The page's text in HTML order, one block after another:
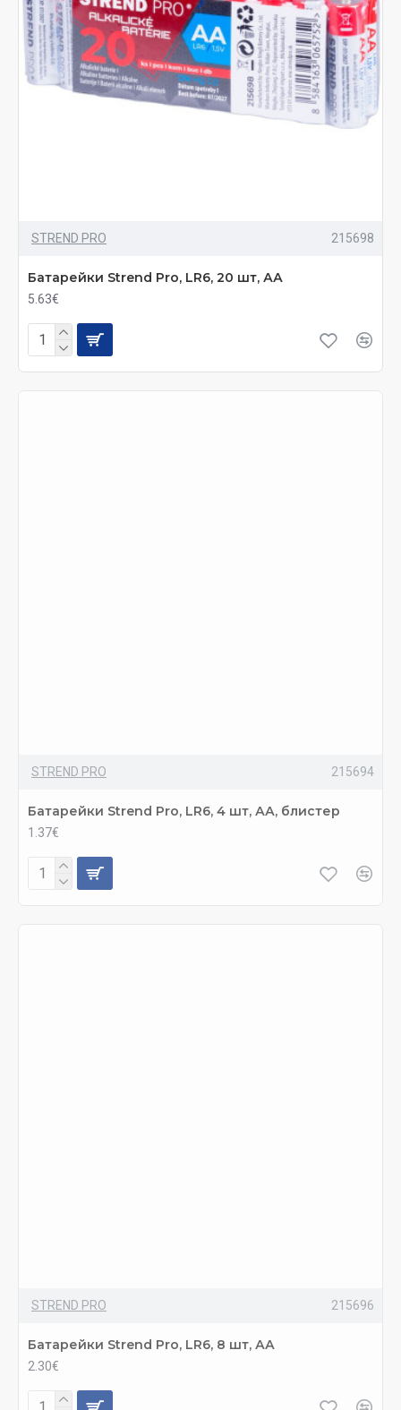
STREND PRO 215698
Батарейки Strend Pro, LR6, 20 шт, АА
5.63€
STREND PRO 215694
Батарейки Strend Pro, LR6, 4 шт, АА, блистер
1.37€
STREND PRO 215696
Батарейки Strend Pro, LR6, 8 шт, АА
2.30€